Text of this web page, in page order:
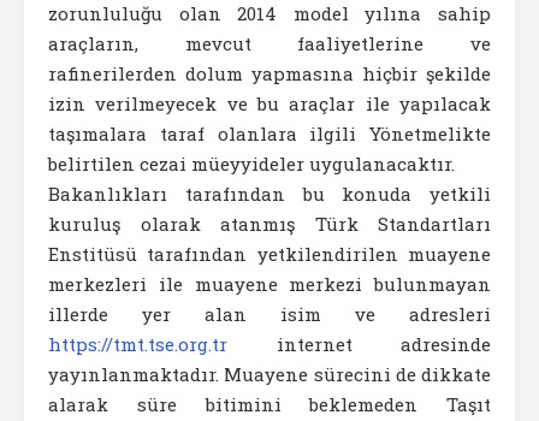
zorunluluğu olan 2014 model yılına sahip
araçların, mevcut faaliyetlerine ve
rafinerilerden dolum yapmasına hiçbir şekilde
izin verilmeyecek ve bu araçlar ile yapılacak
taşımalara taraf olanlara ilgili Yönetmelikte
belirtilen cezai müeyyideler uygulanacaktır.
Bakanlıkları tarafından bu konuda yetkili
kuruluş olarak atanmış Türk Standartları
Enstitüsü tarafından yetkilendirilen muayene
merkezleri ile muayene merkezi bulunmayan
illerde yer alan isim ve adresleri
https://tmt.tse.org.tr internet adresinde
yayınlanmaktadır. Muayene sürecini de dikkate
alarak süre bitimini beklemeden Taşıt